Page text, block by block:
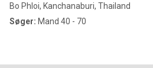
Bo Phloi, Kanchanaburi, Thailand
Søger: Mand 40 - 70